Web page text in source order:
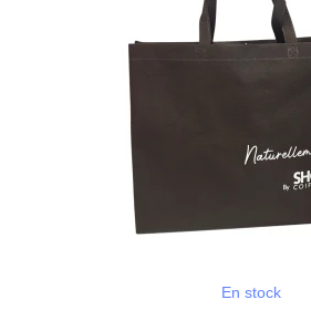
En stock